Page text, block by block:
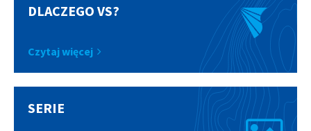
DLACZEGO VS?
Czytaj więcej
SERIE